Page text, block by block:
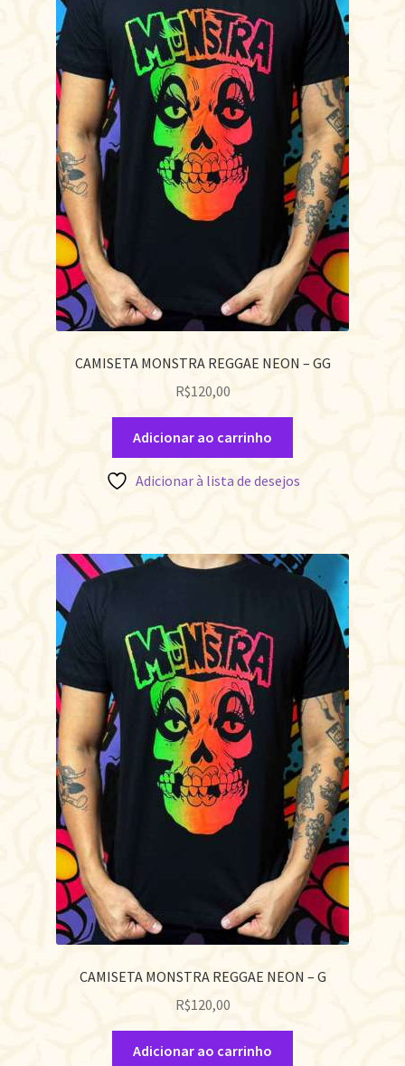
CAMISETA MONSTRA REGGAE NEON – GG
R$120,00
Adicionar ao carrinho
Adicionar à lista de desejos
CAMISETA MONSTRA REGGAE NEON – G
R$120,00
Adicionar ao carrinho